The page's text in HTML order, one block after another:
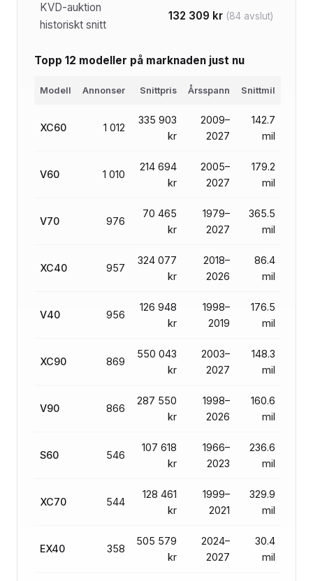
KVD-auktion
historiskt snitt
132 309 kr (84 avslut)
Topp 12 modeller på marknaden just nu
Modell Annonser Snittpris Årsspann Snittmil
XC60 1 012
335 903
kr
2009–
2027
142.7
mil
V60 1 010
214 694
kr
2005–
2027
179.2
mil
V70 976
70 465
kr
1979–
2027
365.5
mil
XC40 957
324 077
kr
2018–
2026
86.4
mil
V40 956
126 948
kr
1998–
2019
176.5
mil
XC90 869
550 043
kr
2003–
2027
148.3
mil
V90 866
287 550
kr
1998–
2026
160.6
mil
S60 546
107 618
kr
1966–
2023
236.6
mil
XC70 544
128 461
kr
1999–
2021
329.9
mil
EX40 358
505 579
kr
2024–
2027
30.4
mil